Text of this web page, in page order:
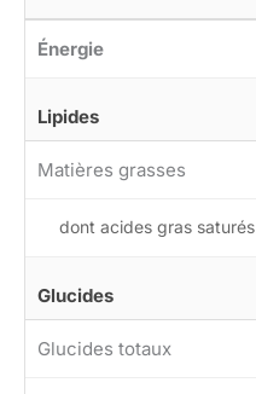
Énergie
Lipides
Matières grasses
dont acides gras saturés
Glucides
Glucides totaux